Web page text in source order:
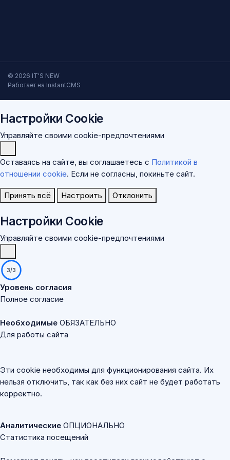
© 2026 IT'S NEW
Работает на InstantCMS
Настройки Cookie
Управляйте своими cookie-предпочтениями
Оставаясь на сайте, вы соглашаетесь с Политикой в
отношении cookie. Если не согласны, покиньте сайт.
Принять всё Настроить Отклонить
Настройки Cookie
Управляйте своими cookie-предпочтениями
3/3
Уровень согласия
Полное согласие
Необходимые ОБЯЗАТЕЛЬНО
Для работы сайта
Эти cookie необходимы для функционирования сайта. Их
нельзя отключить, так как без них сайт не будет работать
корректно.
Аналитические ОПЦИОНАЛЬНО
Статистика посещений